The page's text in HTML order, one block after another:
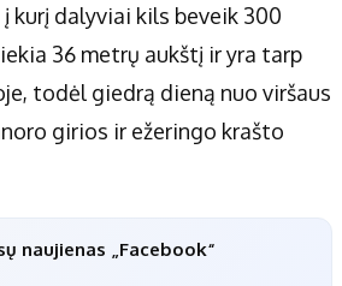
kurį dalyviai kils beveik 300
36 metrų aukštį ir yra tarp
todėl giedrą dieną nuo viršaus
girios ir ežeringo krašto
naujienas „Facebook“